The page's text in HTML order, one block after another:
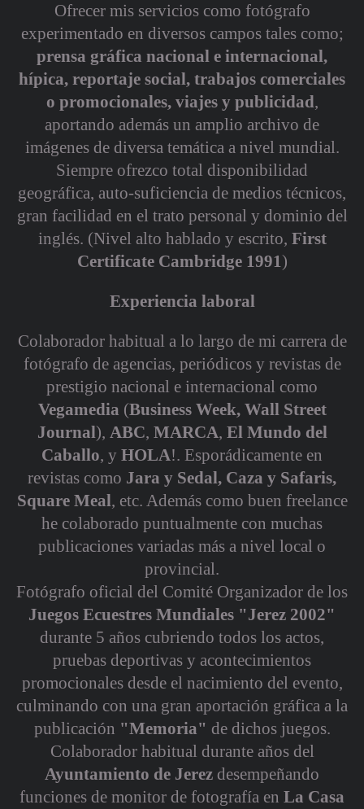
Ofrecer mis servicios como fotógrafo
experimentado en diversos campos tales como;
prensa gráfica nacional e internacional,
hípica, reportaje social, trabajos comerciales
o promocionales, viajes y publicidad,
aportando además un amplio archivo de
imágenes de diversa temática a nivel mundial.
Siempre ofrezco total disponibilidad
geográfica, auto-suficiencia de medios técnicos,
gran facilidad en el trato personal y dominio del
inglés. (Nivel alto hablado y escrito, First
Certificate Cambridge 1991)
Experiencia laboral
Colaborador habitual a lo largo de mi carrera de
fotógrafo de agencias, periódicos y revistas de
prestigio nacional e internacional como
Vegamedia (Business Week, Wall Street
Journal), ABC, MARCA, El Mundo del
Caballo, y HOLA!. Esporádicamente en
revistas como Jara y Sedal, Caza y Safaris,
Square Meal, etc. Además como buen freelance
he colaborado puntualmente con muchas
publicaciones variadas más a nivel local o
provincial.
Fotógrafo oficial del Comité Organizador de los
Juegos Ecuestres Mundiales "Jerez 2002"
durante 5 años cubriendo todos los actos,
pruebas deportivas y acontecimientos
promocionales desde el nacimiento del evento,
culminando con una gran aportación gráfica a la
publicación "Memoria" de dichos juegos.
Colaborador habitual durante años del
Ayuntamiento de Jerez desempeñando
funciones de monitor de fotografía en La Casa